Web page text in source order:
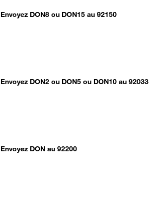
Envoyez DON8 ou DON15 au 92150
Envoyez DON2 ou DON5 ou DON10 au 92033
Envoyez DON au 92200